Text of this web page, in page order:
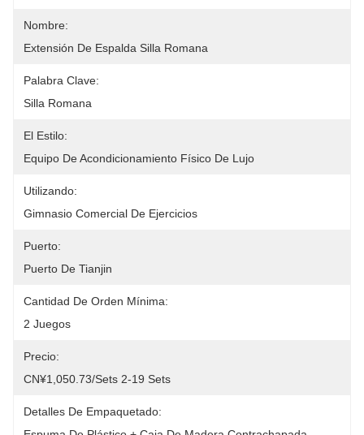
Nombre:
Extensión De Espalda Silla Romana
Palabra Clave:
Silla Romana
El Estilo:
Equipo De Acondicionamiento Físico De Lujo
Utilizando:
Gimnasio Comercial De Ejercicios
Puerto:
Puerto De Tianjin
Cantidad De Orden Mínima:
2 Juegos
Precio:
CN¥1,050.73/sets 2-19 Sets
Detalles De Empaquetado: